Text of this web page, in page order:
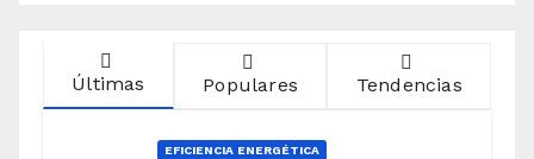
Últimas Populares Tendencias
EFICIENCIA ENERGÉTICA